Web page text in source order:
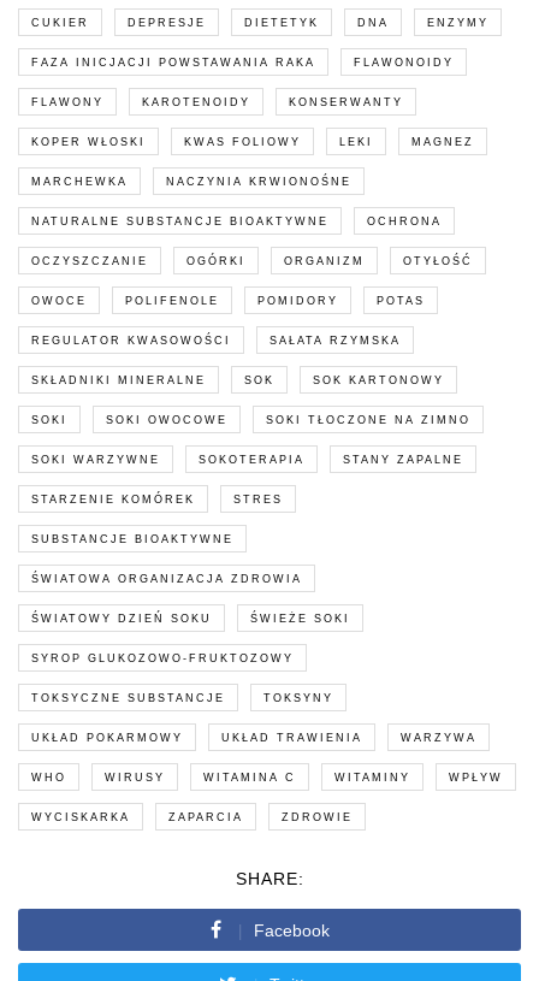
CUKIER DEPRESJE DIETETYK DNA ENZYMY
FAZA INICJACJI POWSTAWANIA RAKA FLAWONOIDY
FLAWONY KAROTENOIDY KONSERWANTY
KOPER WŁOSKI KWAS FOLIOWY LEKI MAGNEZ
MARCHEWKA NACZYNIA KRWIONOŚNE
NATURALNE SUBSTANCJE BIOAKTYWNE OCHRONA
OCZYSZCZANIE OGÓRKI ORGANIZM OTYŁOŚĆ
OWOCE POLIFENOLE POMIDORY POTAS
REGULATOR KWASOWOŚCI SAŁATA RZYMSKA
SKŁADNIKI MINERALNE SOK SOK KARTONOWY
SOKI SOKI OWOCOWE SOKI TŁOCZONE NA ZIMNO
SOKI WARZYWNE SOKOTERAPIA STANY ZAPALNE
STARZENIE KOMÓREK STRES
SUBSTANCJE BIOAKTYWNE
ŚWIATOWA ORGANIZACJA ZDROWIA
ŚWIATOWY DZIEŃ SOKU ŚWIEŻE SOKI
SYROP GLUKOZOWO-FRUKTOZOWY
TOKSYCZNE SUBSTANCJE TOKSYNY
UKŁAD POKARMOWY UKŁAD TRAWIENIA WARZYWA
WHO WIRUSY WITAMINA C WITAMINY WPŁYW
WYCISKARKA ZAPARCIA ZDROWIE
SHARE:
Facebook